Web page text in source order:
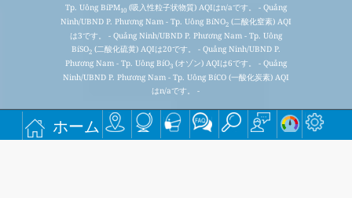
ホーム
Tp. Uông BíPM10(吸入性粒子状物質) AQIはn/aです。 - Quảng
Ninh/UBND P. Phương Nam - Tp. Uông BíNO2(二酸化窒素) AQI
は3です。 - Quảng Ninh/UBND P. Phương Nam - Tp. Uông
BíSO2(二酸化硫黄) AQIは20です。 - Quảng Ninh/UBND P.
Phương Nam - Tp. Uông BíO3(オゾン) AQIは6です。 - Quảng
Ninh/UBND P. Phương Nam - Tp. Uông BíCO (一酸化炭素) AQI
はn/aです。 -